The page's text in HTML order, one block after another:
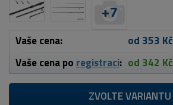
+7
Vaše cena:
od 353 Kč
Vaše cena po registraci: od 342 Kč
ZVOLTE VARIANTU